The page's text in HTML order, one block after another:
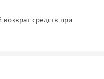
средств при